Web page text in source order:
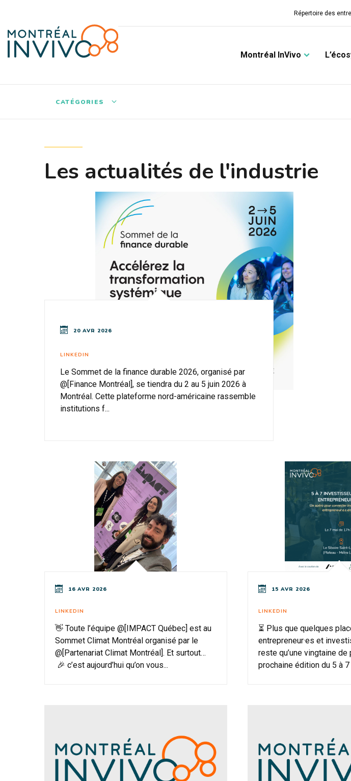
Répertoire des
Montréal InVivo
CATÉGORIES
Les actualités de l'industrie
20 AVR 2026
LINKEDIN
Le Sommet de la finance durable 2026, organisé par
@[Finance Montréal], se tiendra du 2 au 5 juin 2026 à
Montréal. Cette plateforme nord-américaine rassemble
institutions f...
16 AVR 2026
LINKEDIN
👋 Toute l’équipe @[IMPACT Québec] est au
Sommet Climat Montréal organisé par le
@[Partenariat Climat Montréal]. Et surtout…
🎉 c’est aujourd’hui qu’on vous...
15 AVR 2026
LINKEDIN
⏳ Plus que quelques
entrepreneur·es et
reste qu’une vingtaine
prochaine édition du 5 à